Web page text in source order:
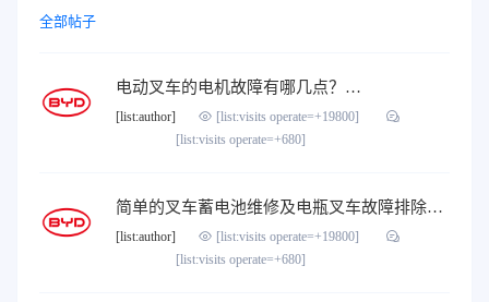
全部帖子
电动叉车的电机故障有哪几点？…
[list:author]
[list:visits operate=+19800]
[list:visits operate=+680]
简单的叉车蓄电池维修及电瓶叉车故障排除…
[list:author]
[list:visits operate=+19800]
[list:visits operate=+680]